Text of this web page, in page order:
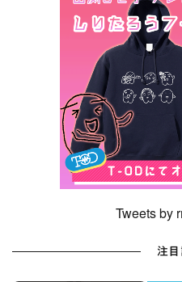
Tweets by
注